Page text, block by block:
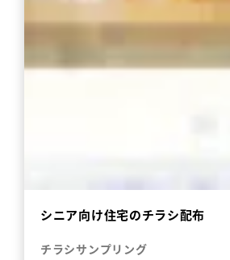
シニア向け住宅のチラシ配布
チラシサンプリング